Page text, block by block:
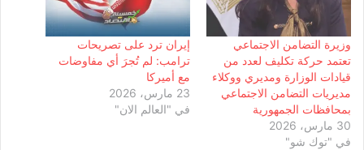
وزيرة التضامن الاجتماعي
تعتمد حركة تكليف لعدد من
قيادات الوزارة ومديري ووكلاء
مديريات التضامن الاجتماعي
بمحافظات الجمهورية
30 مارس، 2026
في "توك شو"
إيران ترد على تصريحات
ترامب: لم تُجرَ أي مفاوضات
مع أميركا
23 مارس، 2026
في "العالم الان"